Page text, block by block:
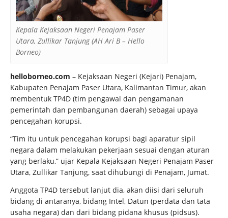
Kepala Kejaksaan Negeri Penajam Paser
Utara, Zullikar Tanjung (AH Ari B – Hello
Borneo)
helloborneo.com – Kejaksaan Negeri (Kejari) Penajam,
Kabupaten Penajam Paser Utara, Kalimantan Timur, akan
membentuk TP4D (tim pengawal dan pengamanan
pemerintah dan pembangunan daerah) sebagai upaya
pencegahan korupsi.
“Tim itu untuk pencegahan korupsi bagi aparatur sipil
negara dalam melakukan pekerjaan sesuai dengan aturan
yang berlaku,” ujar Kepala Kejaksaan Negeri Penajam Paser
Utara, Zullikar Tanjung, saat dihubungi di Penajam, Jumat.
Anggota TP4D tersebut lanjut dia, akan diisi dari seluruh
bidang di antaranya, bidang Intel, Datun (perdata dan tata
usaha negara) dan dari bidang pidana khusus (pidsus).